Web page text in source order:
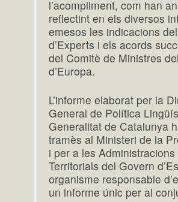
l’acompliment, com han
reflectint en els diversos
emesos les indicacions
d’Experts i els acords
del Comitè de Ministres
d’Europa.
L’informe elaborat per la
General de Política
Generalitat de Catalunya
tramès al Ministeri de la
i per a les Administracions
Territorials del Govern
organisme responsable
un informe únic per al